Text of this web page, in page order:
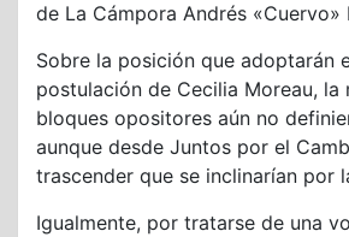
de La Cámpora Andrés «Cuervo»
Sobre la posición que adoptarán
postulación de Cecilia Moreau, la
bloques opositores aún no
aunque desde Juntos por el
trascender que se inclinarían por
Igualmente, por tratarse de una